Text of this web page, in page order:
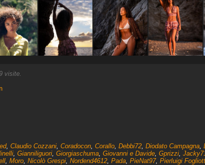
visite.
, Claudio Cozzani, Coradocon, Corallo, Debbi72, Diodato Campagna,
, Gianniliguori, Giorgiaschuma, Giovanni e Davide, Gprizzi,
, Moro, Nicolò Grespi, Nordend4612, Pada, PieNat97, Pierluigi